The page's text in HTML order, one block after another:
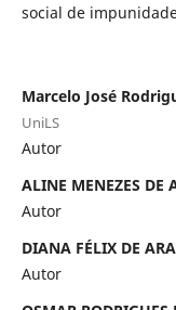
social de
Marcelo José
UniLS
Autor
ALINE MENEZES DE
Autor
DIANA FÉLIX DE
Autor